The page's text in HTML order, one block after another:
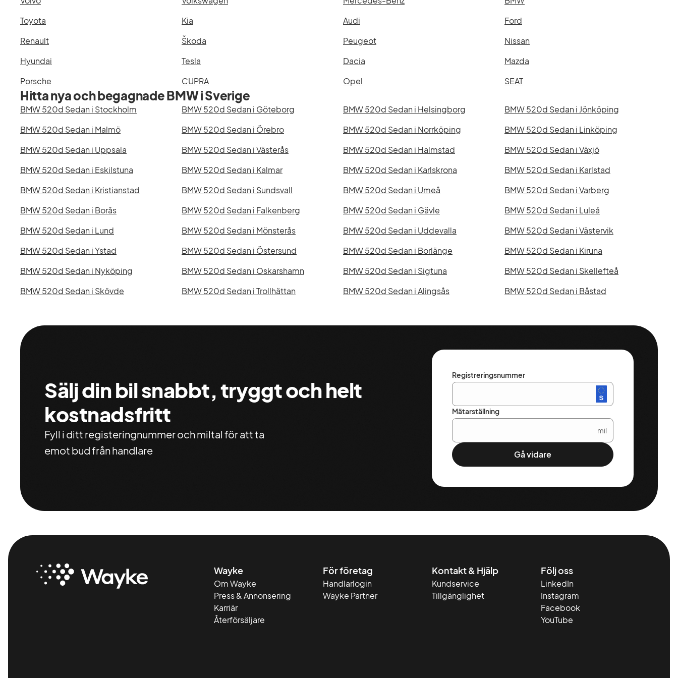
Toyota
Kia Audi
Ford
Renault
Škoda Peugeot
Nissan
Hyundai
Tesla Dacia
Mazda
Porsche
CUPRA Opel SEAT
Hitta nya och begagnade BMW i Sverige
BMW 520d Sedan i Stockholm BMW 520d Sedan i Göteborg BMW 520d Sedan i Helsingborg
BMW 520d Sedan i Jönköping
BMW 520d Sedan i Malmö
BMW 520d Sedan i Örebro BMW 520d Sedan i Norrköping
BMW 520d Sedan i Linköping
BMW 520d Sedan i Uppsala
BMW 520d Sedan i Västerås BMW 520d Sedan i Halmstad
BMW 520d Sedan i Växjö
BMW 520d Sedan i Eskilstuna
BMW 520d Sedan i Kalmar BMW 520d Sedan i Karlskrona
BMW 520d Sedan i Karlstad
BMW 520d Sedan i Kristianstad
BMW 520d Sedan i Sundsvall BMW 520d Sedan i Umeå
BMW 520d Sedan i Varberg
BMW 520d Sedan i Borås
BMW 520d Sedan i Falkenberg BMW 520d Sedan i Gävle
BMW 520d Sedan i Luleå
BMW 520d Sedan i Lund
BMW 520d Sedan i Mönsterås BMW 520d Sedan i Uddevalla
BMW 520d Sedan i Västervik
BMW 520d Sedan i Ystad
BMW 520d Sedan i Östersund BMW 520d Sedan i Borlänge
BMW 520d Sedan i Kiruna
BMW 520d Sedan i Nyköping
BMW 520d Sedan i Oskarshamn BMW 520d Sedan i Sigtuna
BMW 520d Sedan i Skellefteå
BMW 520d Sedan i Skövde
BMW 520d Sedan i Trollhättan BMW 520d Sedan i Alingsås BMW 520d Sedan i Båstad
Sälj din bil snabbt, tryggt och helt
kostnadsfritt
Fyll i ditt registeringnummer och miltal för att ta
emot bud från handlare
Registreringsnummer
Mätarställning
mil
Gå vidare
Wayke
Om Wayke
Press & Annonsering
Karriär
Återförsäljare
För företag
Handlarlogin
Wayke Partner
Kontakt & Hjälp
Kundservice
Tillgänglighet
Följ oss
LinkedIn
Instagram
Facebook
YouTube